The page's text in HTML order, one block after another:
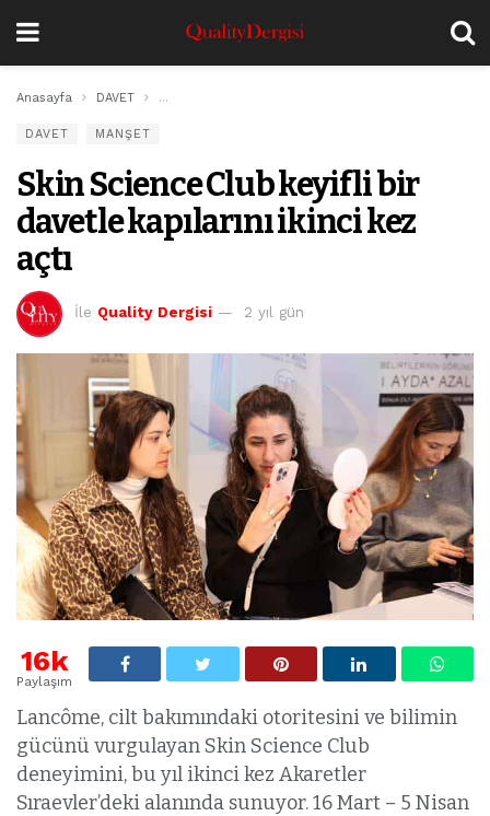
Anasayfa DAVET Skin Science Club keyifli bir davetle kapılarını ikinci
DAVET MANŞET
Skin Science Club keyifli bir
davetle kapılarını ikinci kez
açtı
İle Quality Dergisi 2 yıl gün
16k
Paylaşım
Lancôme, cilt bakımındaki otoritesini ve bilimin
gücünü vurgulayan Skin Science Club
deneyimini, bu yıl ikinci kez Akaretler
Sıraevler’deki alanında sunuyor. 16 Mart – 5 Nisan